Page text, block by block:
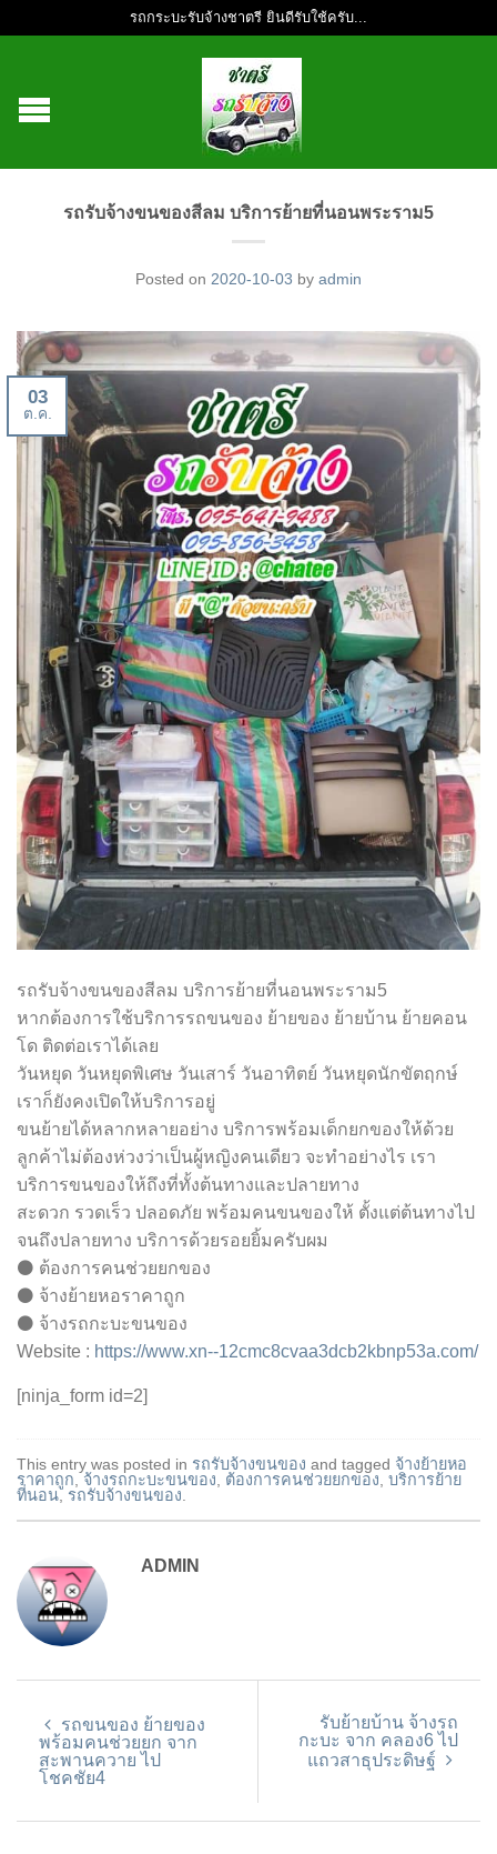
รถกระบะรับจ้างชาตรี ยินดีรับใช้ครับ...
รถรับจ้างขนของสีลม บริการย้ายที่นอนพระราม5
Posted on 2020-10-03 by admin
03
ต.ค.
รถรับจ้างขนของสีลม บริการย้ายที่นอนพระราม5
หากต้องการใช้บริการรถขนของ ย้ายของ ย้ายบ้าน ย้ายคอน
โด ติดต่อเราได้เลย
วันหยุด วันหยุดพิเศษ วันเสาร์ วันอาทิตย์ วันหยุดนักขัตฤกษ์
เราก็ยังคงเปิดให้บริการอยู่
ขนย้ายได้หลากหลายอย่าง บริการพร้อมเด็กยกของให้ด้วย
ลูกค้าไม่ต้องห่วงว่าเป็นผู้หญิงคนเดียว จะทำอย่างไร เรา
บริการขนของให้ถึงที่ทั้งต้นทางและปลายทาง
สะดวก รวดเร็ว ปลอดภัย พร้อมคนขนของให้ ตั้งแต่ต้นทางไป
จนถึงปลายทาง บริการด้วยรอยยิ้มครับผม
⚫ ต้องการคนช่วยยกของ
⚫ จ้างย้ายหอราคาถูก
⚫ จ้างรถกะบะขนของ
Website : https://www.xn--12cmc8cvaa3dcb2kbnp53a.com/
[ninja_form id=2]
This entry was posted in รถรับจ้างขนของ and tagged จ้างย้ายหอ
ราคาถูก, จ้างรถกะบะขนของ, ต้องการคนช่วยยกของ, บริการย้าย
ที่นอน, รถรับจ้างขนของ.
ADMIN
รถขนของ ย้ายของ
พร้อมคนช่วยยก จาก
สะพานควาย ไป
โชคชัย4
รับย้ายบ้าน จ้างรถ
กะบะ จาก คลอง6 ไป
แถวสาธุประดิษฐ์